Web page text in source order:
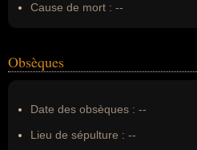
Cause de mort : --
Obsèques
Date des obsèques : --
Lieu de sépulture : --